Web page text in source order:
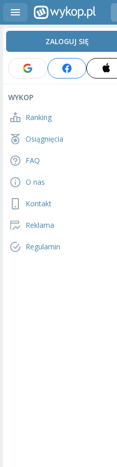
ZALOGUJ SIĘ
WYKOP
Ranking
Osiągnięcia
FAQ
O nas
Kontakt
Reklama
Regulamin